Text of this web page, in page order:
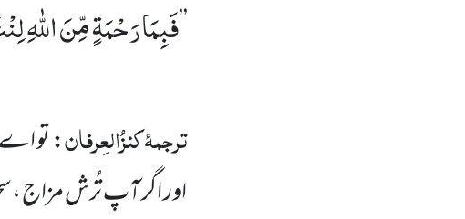
’’فَبِمَا رَحْمَةٍ مِّنَ اللّٰهِ
ترجمۂکنزُالعِرفان: تو
اور اگر آپ تُرش